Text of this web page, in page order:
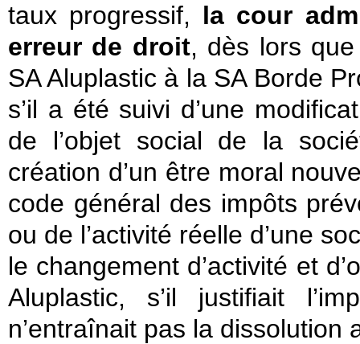
taux progressif, la cour
erreur de droit, dès lors que
SA Aluplastic à la SA Borde
s’il a été suivi d’une
de l’objet social de la
création d’un être moral
code général des impôts
ou de l’activité réelle d’une
le changement d’activité et
Aluplastic, s’il justifiait
n’entraînait pas la